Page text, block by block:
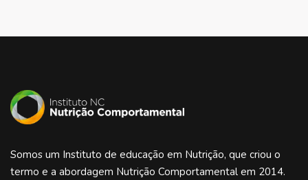
Somos um Instituto de educação em Nutrição, que criou o
termo e a abordagem Nutrição Comportamental em 2014.